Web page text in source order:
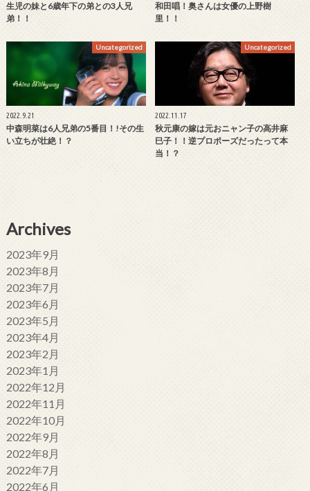
生児の妹と6歳年下の弟との3人兄
弟！！
和田唱！奥さんは女優の上野樹
里！！
Uncategorized
2022.9.21
中森明菜は6人兄弟の5番目！!その生
い立ちが壮絶！？
Uncategorized
2022.11.17
秋元康の嫁は元おニャン子の高井麻
巳子！！逆プロポーズだったって本
当！？
Archives
2023年9月
2023年8月
2023年7月
2023年6月
2023年5月
2023年4月
2023年2月
2023年1月
2022年12月
2022年11月
2022年10月
2022年9月
2022年8月
2022年7月
2022年6月